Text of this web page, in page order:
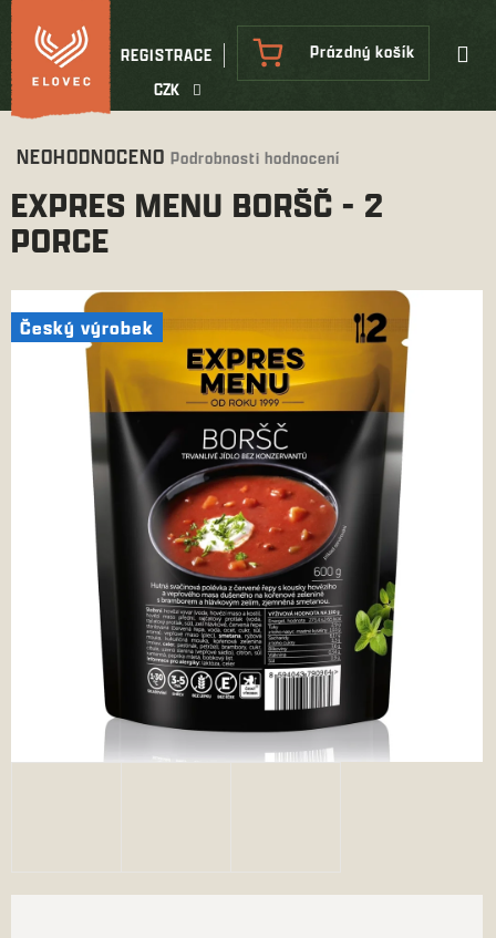
Přejít
na
obsah
CZK
REGISTRACE
NÁKUPNÍ
KOŠÍK
Prázdný košík
Průměrné
produktu
je
0,0
hvězdiček.
NEOHODNOCENO Podrobnosti hodnocení
EXPRES MENU BORŠČ - 2
PORCE
Český výrobek
Český výrobek